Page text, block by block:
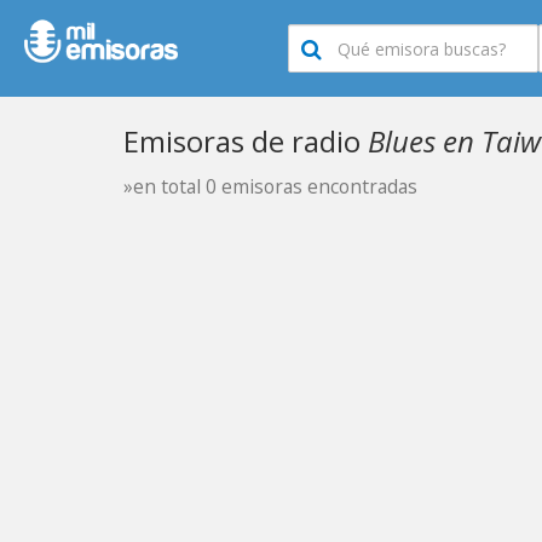
Emisoras de radio Blues en
»en total 0 emisoras encontradas